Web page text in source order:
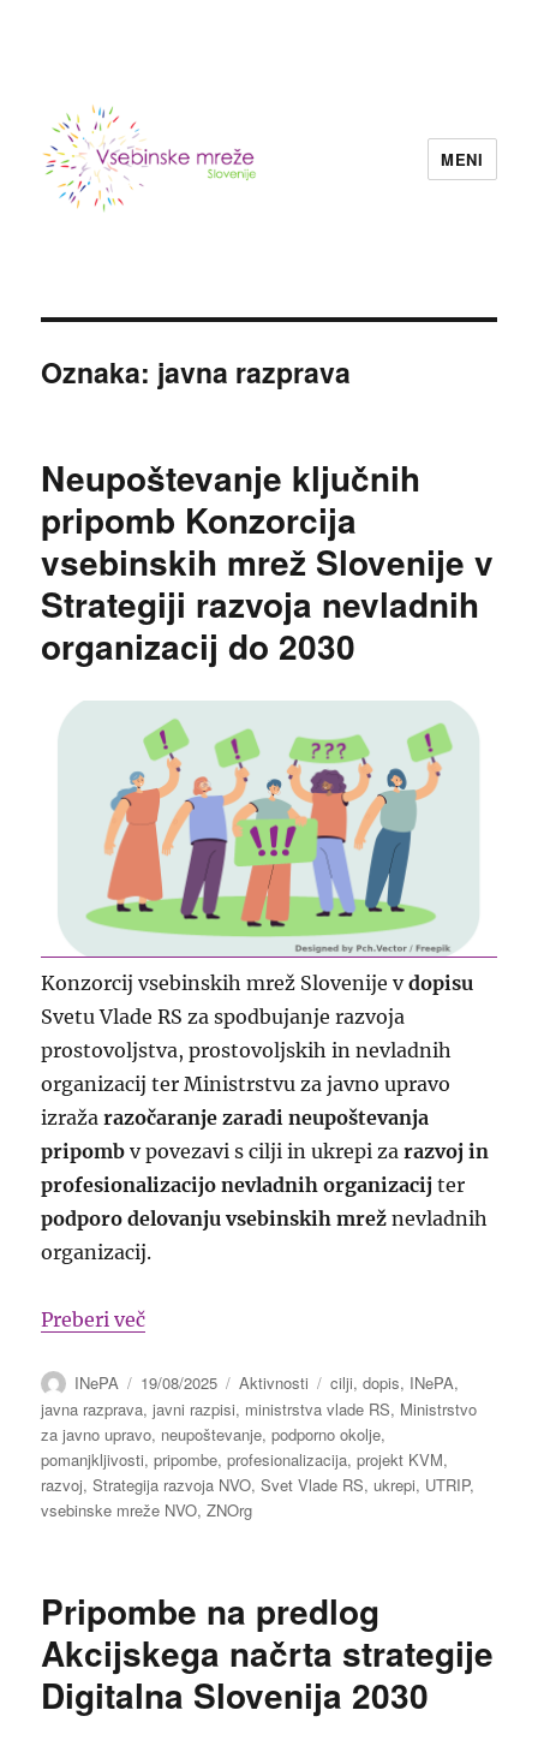
organizacij Slovenije
MENI
Oznaka: javna razprava
Neupoštevanje ključnih
pripomb Konzorcija
vsebinskih mrež Slovenije v
Strategiji razvoja nevladnih
organizacij do 2030
Konzorcij vsebinskih mrež Slovenije vdopisu
Svetu Vlade RS za spodbujanje razvoja
prostovoljstva, prostovoljskih in nevladnih
organizacij ter Ministrstvu za javno upravo
izražarazočaranje zaradi neupoštevanja
pripomb v povezavi s cilji in ukrepi zarazvoj in
profesionalizacijo nevladnih organizacij ter
podporo delovanju vsebinskih mrež nevladnih
organizacij.
Preberi več“Neupoštevanje ključnih pripomb
Avtor
INePA
Objavljeno
dne
19/08/2025 Kategorije
Aktivnosti Oznake
cilji,dopis, INePA,
javna razprava,javni razpisi, ministrstva vlade RS, Ministrstvo
za javno upravo, neupoštevanje,podporno okolje,
pomanjkljivosti,pripombe,profesionalizacija,projekt KVM,
razvoj,Strategija razvoja NVO,Svet Vlade RS, ukrepi, UTRIP,
vsebinske mreže NVO,ZNOrg
Pripombe na predlog
Akcijskega načrta strategije
Digitalna Slovenija 2030